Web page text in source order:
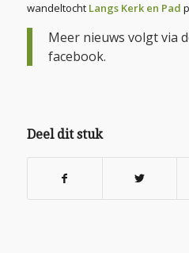
wandeltocht Langs Kerk en Pad
Meer nieuws volgt via
facebook.
Deel dit stuk